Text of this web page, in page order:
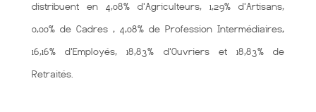
distribuent en 4,08% d'Agriculteurs, 1,29% d'Artisans,
0,00% de Cadres , 4,08% de Profession Intermédiaires,
16,16% d'Employés, 18,83% d'Ouvriers et 18,83% de
Retraités.